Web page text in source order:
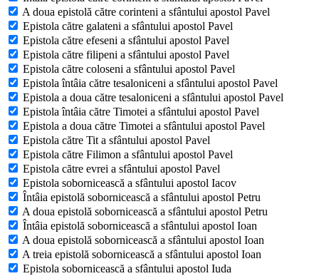
A doua epistolă către corinteni a sfântului apostol Pavel
Epistola către galateni a sfântului apostol Pavel
Epistola către efeseni a sfântului apostol Pavel
Epistola către filipeni a sfântului apostol Pavel
Epistola către coloseni a sfântului apostol Pavel
Epistola întâia către tesaloniceni a sfântului apostol Pavel
Epistola a doua către tesaloniceni a sfântului apostol Pavel
Epistola întâia către Timotei a sfântului apostol Pavel
Epistola a doua către Timotei a sfântului apostol Pavel
Epistola către Tit a sfântului apostol Pavel
Epistola către Filimon a sfântului apostol Pavel
Epistola către evrei a sfântului apostol Pavel
Epistola sobornicească a sfântului apostol Iacov
Întâia epistolă sobornicească a sfântului apostol Petru
A doua epistolă sobornicească a sfântului apostol Petru
Întâia epistolă sobornicească a sfântului apostol Ioan
A doua epistolă sobornicească a sfântului apostol Ioan
A treia epistolă sobornicească a sfântului apostol Ioan
Epistola sobornicească a sfântului apostol Iuda